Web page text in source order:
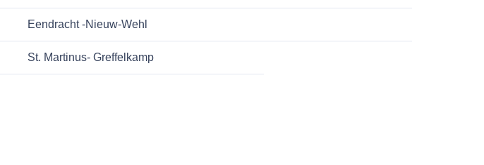
Eendracht -Nieuw-Wehl
St. Martinus- Greffelkamp